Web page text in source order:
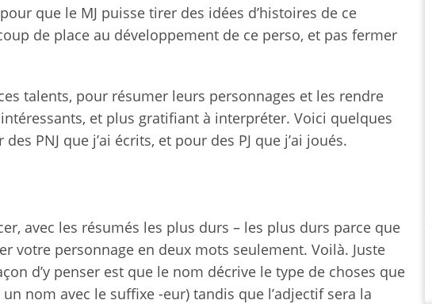
que le MJ puisse tirer des idées d’histoires de ce
de place au développement de ce perso, et pas fermer
talents, pour résumer leurs personnages et les rendre
et plus gratifiant à interpréter. Voici quelques
PNJ que j’ai écrits, et pour des PJ que j’ai joués.
avec les résumés les plus durs – les plus durs parce que
votre personnage en deux mots seulement. Voilà. Juste
d’y penser est que le nom décrive le type de choses que
nom avec le suffixe -eur) tandis que l’adjectif sera la